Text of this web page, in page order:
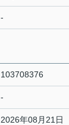
-
103708376
-
2026年08月21日